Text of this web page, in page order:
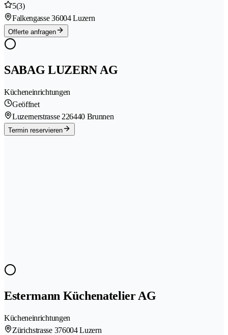
5(3)
Falkengasse 36004 Luzern
Offerte anfragen
SABAG LUZERN AG
Kücheneinrichtungen
Geöffnet
Luzernerstrasse 226440 Brunnen
Termin reservieren
Estermann Küchenatelier AG
Kücheneinrichtungen
Zürichstrasse 376004 Luzern